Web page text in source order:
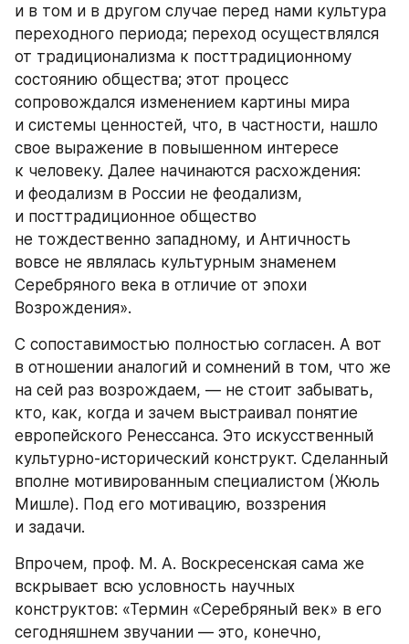
и в том и в другом случае перед нами культура
переходного периода; переход осуществлялся
от традиционализма к посттрадиционному
состоянию общества; этот процесс
сопровождался изменением картины мира
и системы ценностей, что, в частности, нашло
свое выражение в повышенном интересе
к человеку. Далее начинаются расхождения:
и феодализм в России не феодализм,
и посттрадиционное общество
не тождественно западному, и Античность
вовсе не являлась культурным знаменем
Серебряного века в отличие от эпохи
Возрождения».
С сопоставимостью полностью согласен. А вот
в отношении аналогий и сомнений в том, что же
на сей раз возрождаем, — не стоит забывать,
кто, как, когда и зачем выстраивал понятие
европейского Ренессанса. Это искусственный
культурно-исторический конструкт. Сделанный
вполне мотивированным специалистом (Жюль
Мишле). Под его мотивацию, воззрения
и задачи.
Впрочем, проф. М. А. Воскресенская сама же
вскрывает всю условность научных
конструктов: «Термин «Серебряный век» в его
сегодняшнем звучании — это, конечно,